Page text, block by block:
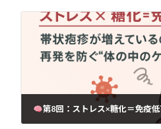
第8回：ストレス×糖化＝免疫低下⁉「帯状疱疹